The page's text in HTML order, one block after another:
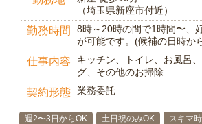
（埼玉県新座市付近）
勤務時間
8時～20時の間で1時間〜、
が可能です。(候補の日時か
仕事内容
キッチン、トイレ、お風呂
グ、その他のお掃除
契約形態 業務委託
週2〜3日からOK 土日祝のみOK
スキマ